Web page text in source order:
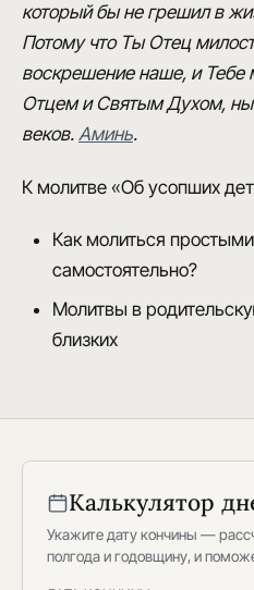
который бы не грешил в
Потому что Ты Отец
воскрешение наше, и Тебе
Отцем и Святым Духом,
веков. Аминь.
К молитве «Об усопших
Как молиться
самостоятельно?
Молитвы в
близких
Калькулятор
Укажите дату кончины —
полгода и годовщину, и